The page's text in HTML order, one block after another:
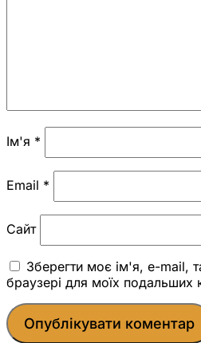
Ім'я *
Email *
Сайт
Зберегти моє ім'я, e-mail,
браузері для моїх подальших